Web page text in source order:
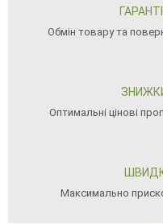
Обмін товару та
Оптимальні цінові
Максимально